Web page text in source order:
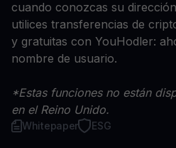
cuando conozcas su
utilices transferencias de
y gratuitas con YouHodler:
nombre de usuario.
*Estas funciones no están
en el Reino Unido.
Whitepaper ESG